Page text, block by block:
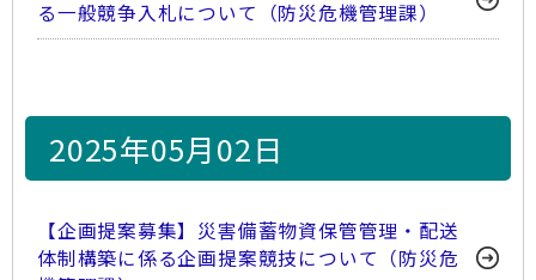
る一般競争入札について（防災危機管理課）
2025年05月02日
【企画提案募集】災害備蓄物資保管管理・配送
体制構築に係る企画提案競技について（防災危